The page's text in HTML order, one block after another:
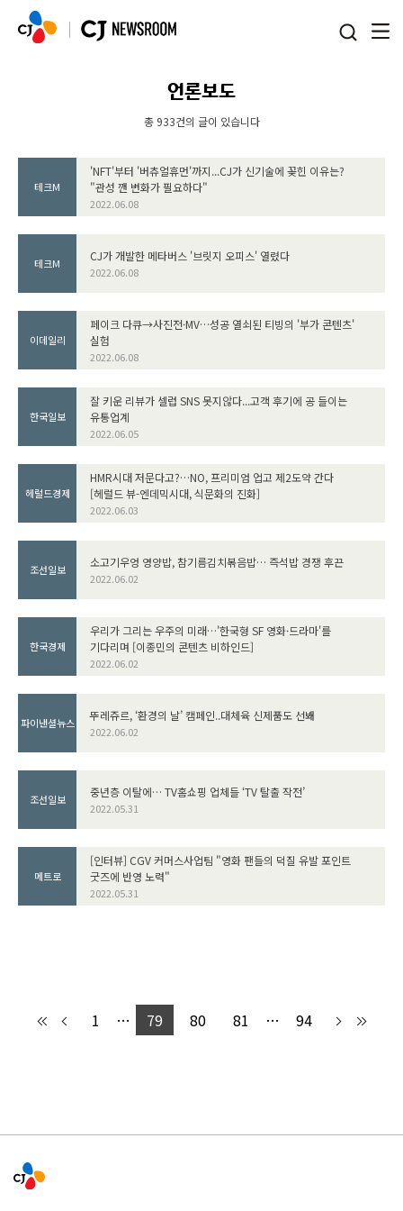
언론보도
총 933건의 글이 있습니다
테크M
'NFT'부터 '버츄얼휴먼'까지...CJ가 신기술에 꽂힌 이유는?
"관성 깬 변화가 필요하다"
2022.06.08
테크M
CJ가 개발한 메타버스 '브릿지 오피스' 열렸다
2022.06.08
이데일리
페이크 다큐→사진전·MV…성공 열쇠된 티빙의 '부가 콘텐츠'
실험
2022.06.08
한국일보
잘 키운 리뷰가 셀럽 SNS 못지않다...고객 후기에 공 들이는
유통업계
2022.06.05
헤럴드경제
HMR시대 저문다고?…NO, 프리미엄 업고 제2도약 간다
[헤럴드 뷰-엔데믹시대, 식문화의 진화]
2022.06.03
조선일보
소고기우엉 영양밥, 참기름김치볶음밥… 즉석밥 경쟁 후끈
2022.06.02
한국경제
우리가 그리는 우주의 미래…'한국형 SF 영화·드라마'를
기다리며 [이종민의 콘텐츠 비하인드]
2022.06.02
파이낸셜뉴스
뚜레쥬르, ‘환경의 날’ 캠페인..대체육 신제품도 선봬
2022.06.02
조선일보
중년층 이탈에… TV홈쇼핑 업체들 ‘TV 탈출 작전’
2022.05.31
메트로
[인터뷰] CGV 커머스사업팀 "영화 팬들의 덕질 유발 포인트
굿즈에 반영 노력"
2022.05.31
1 … 79 80 81 … 94